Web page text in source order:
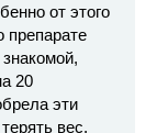
от этого
препарате
20
эти
вес,